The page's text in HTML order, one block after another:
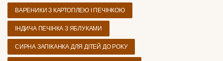
ВАРЕНИКИ З КАРТОПЛЕЮ І ПЕЧІНКОЮ
ІНДИЧА ПЕЧІНКА З ЯБЛУКАМИ
СИРНА ЗАПІКАНКА ДЛЯ ДІТЕЙ ДО РОКУ